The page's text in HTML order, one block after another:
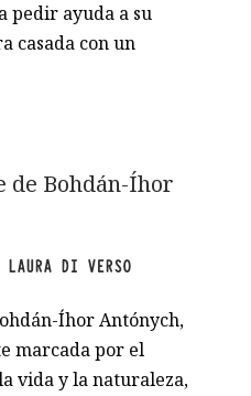
pedir ayuda a su
casada con un
de Bohdán-Íhor
LAURA DI VERSO
Íhor Antónych,
marcada por el
vida y la naturaleza,